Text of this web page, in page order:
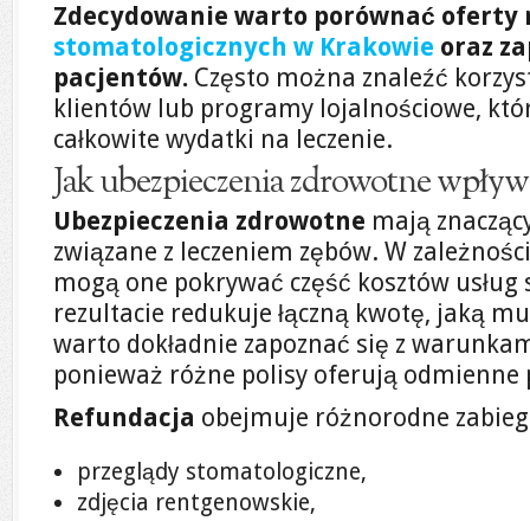
Zdecydowanie warto porównać oferty
stomatologicznych w Krakowie oraz
pacjentów. Często można znaleźć
klientów lub programy lojalnościowe,
całkowite wydatki na leczenie.
Jak ubezpieczenia zdrowotne
Ubezpieczenia zdrowotne mają
związane z leczeniem zębów. W
mogą one pokrywać część kosztów
rezultacie redukuje łączną kwotę, jaką
warto dokładnie zapoznać się z
ponieważ różne polisy oferują
Refundacja obejmuje różnorodne
przeglądy stomatologiczne,
zdjęcia rentgenowskie,